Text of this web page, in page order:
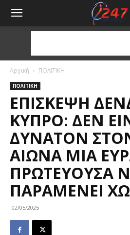
Αρχική ΠΟΛΙΤΙΚΗ
ΠΟΛΙΤΙΚΗ
ΕΠΊΣΚΕΨΗ
ΚΎΠΡΟ: ΔΕΝ
ΔΥΝΑΤΌΝ
ΑΙΏΝΑ ΜΙΑ
ΠΡΩΤΕΎΟΥΣΑ
ΠΑΡΑΜΈΝΕΙ
02/05/2025